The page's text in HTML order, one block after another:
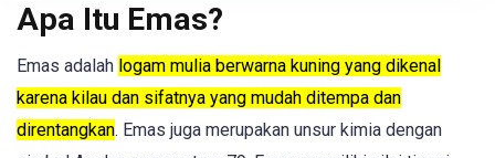
Apa Itu Emas?
Emas adalah logam mulia berwarna kuning yang dikenal
karena kilau dan sifatnya yang mudah ditempa dan
direntangkan. Emas juga merupakan unsur kimia dengan